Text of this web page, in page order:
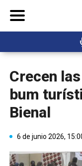
Crecen
bum
Bienal
6 de junio 2026,